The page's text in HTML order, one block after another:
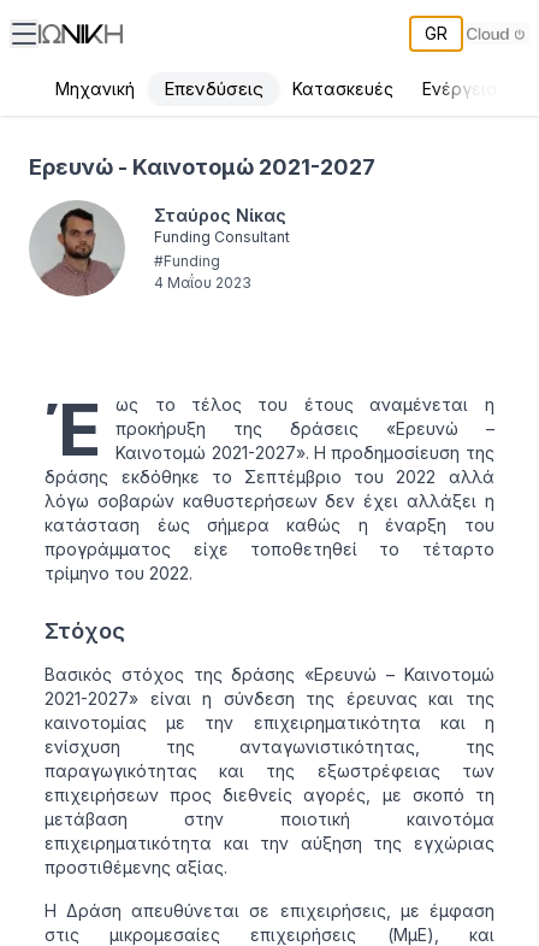
GR
Μηχανική Επενδύσεις Κατασκευές Ενέργεια
Ερευνώ - Καινοτομώ 2021-2027
Σταύρος Νίκας
Funding Consultant
#Funding
4 Μαΐου 2023
Έ
ως το τέλος του έτους αναμένεται η
προκήρυξη της δράσεις «Ερευνώ –
Καινοτομώ 2021-2027». Η προδημοσίευση της
δράσης εκδόθηκε το Σεπτέμβριο του 2022 αλλά
λόγω σοβαρών καθυστερήσεων δεν έχει αλλάξει η
κατάσταση έως σήμερα καθώς η έναρξη του
προγράμματος είχε τοποθετηθεί το τέταρτο
τρίμηνο του 2022.
Στόχος
Βασικός στόχος της δράσης «Ερευνώ – Καινοτομώ
2021-2027» είναι η σύνδεση της έρευνας και της
καινοτομίας με την επιχειρηματικότητα και η
ενίσχυση της ανταγωνιστικότητας, της
παραγωγικότητας και της εξωστρέφειας των
επιχειρήσεων προς διεθνείς αγορές, με σκοπό τη
μετάβαση στην ποιοτική καινοτόμα
επιχειρηματικότητα και την αύξηση της εγχώριας
προστιθέμενης αξίας.
Η Δράση απευθύνεται σε επιχειρήσεις, με έμφαση
στις μικρομεσαίες επιχειρήσεις (ΜμΕ), και